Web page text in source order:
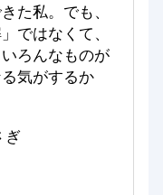
た私。でも、
ではなくて、
ろんなものが
気がするか
ぎ